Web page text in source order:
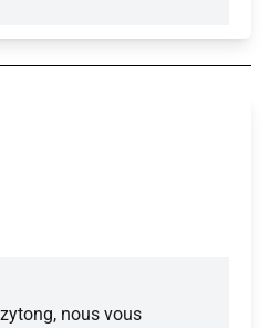
nous vous